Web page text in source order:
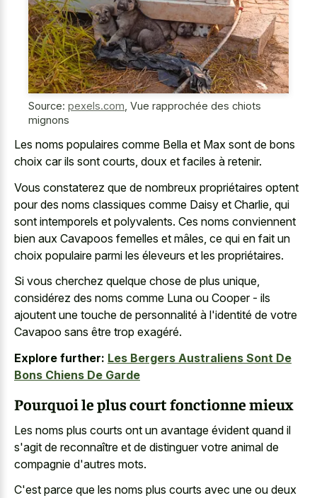
Source: pexels.com Vue rapprochée des chiots
mignons
Les noms populaires comme Bella et Max sont de bons
choix car ils sont courts, doux et faciles à retenir.
Vous constaterez que de nombreux propriétaires optent
pour des noms classiques comme Daisy et Charlie, qui
sont intemporels et polyvalents. Ces noms conviennent
bien aux Cavapoos femelles et mâles, ce qui en fait un
choix populaire parmi les éleveurs et les propriétaires.
Si vous cherchez quelque chose de plus unique,
considérez des noms comme Luna ou Cooper - ils
ajoutent une touche de personnalité à l'identité de votre
Cavapoo sans être trop exagéré.
Explore further: Les Bergers Australiens Sont De
Bons Chiens De Garde
Pourquoi le plus court fonctionne mieux
Les noms plus courts ont un avantage évident quand il
s'agit de reconnaître et de distinguer votre animal de
compagnie d'autres mots.
C'est parce que les noms plus courts avec une ou deux